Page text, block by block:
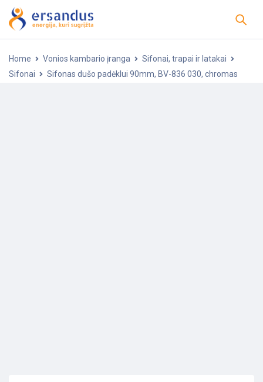
Home Vonios kambario įranga
Sifonai, trapai ir latakai
Sifonai
Sifonas dušo padėklui 90mm, BV-836 030, chromas